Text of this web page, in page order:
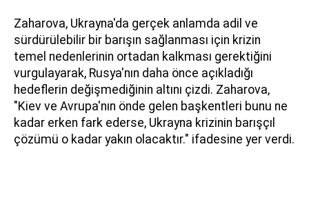
Zaharova, Ukrayna'da gerçek anlamda adil ve
sürdürülebilir bir barışın sağlanması için krizin
temel nedenlerinin ortadan kalkması gerektiğini
vurgulayarak, Rusya'nın daha önce açıkladığı
hedeflerin değişmediğinin altını çizdi. Zaharova,
"Kiev ve Avrupa'nın önde gelen başkentleri bunu ne
kadar erken fark ederse, Ukrayna krizinin barışçıl
çözümü o kadar yakın olacaktır." ifadesine yer verdi.